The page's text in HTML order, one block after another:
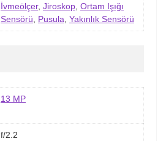
İvmeölçer, Jiroskop Ortam Işığı
Sensörü
Pusula Yakınlık Sensörü
13 MP
f/2.2